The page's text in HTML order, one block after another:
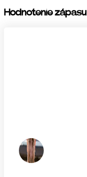
Hodnotenie zápasu